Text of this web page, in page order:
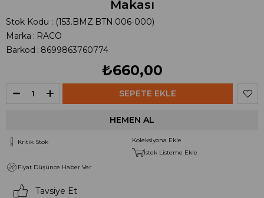
Makası
Stok Kodu
(153.BMZ.BTN.006-000)
Marka : RACO
Barkod : 8699863760774
₺660,00
Kritik Stok
Koleksiyona Ekle
İstek Listeme Ekle
Fiyat Düşünce Haber Ver
Tavsiye Et